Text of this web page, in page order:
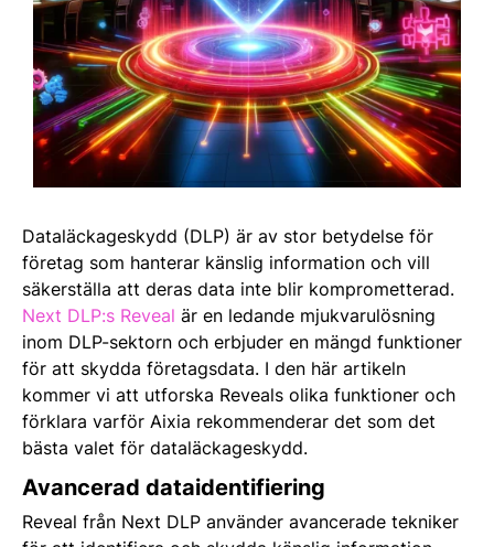
Dataläckageskydd (DLP) är av stor betydelse för
företag som hanterar känslig information och vill
säkerställa att deras data inte blir komprometterad.
Next DLP:s Reveal är en ledande mjukvarulösning
inom DLP-sektorn och erbjuder en mängd funktioner
för att skydda företagsdata. I den här artikeln
kommer vi att utforska Reveals olika funktioner och
förklara varför Aixia rekommenderar det som det
bästa valet för dataläckageskydd.
Avancerad dataidentifiering
Reveal från Next DLP använder avancerade tekniker